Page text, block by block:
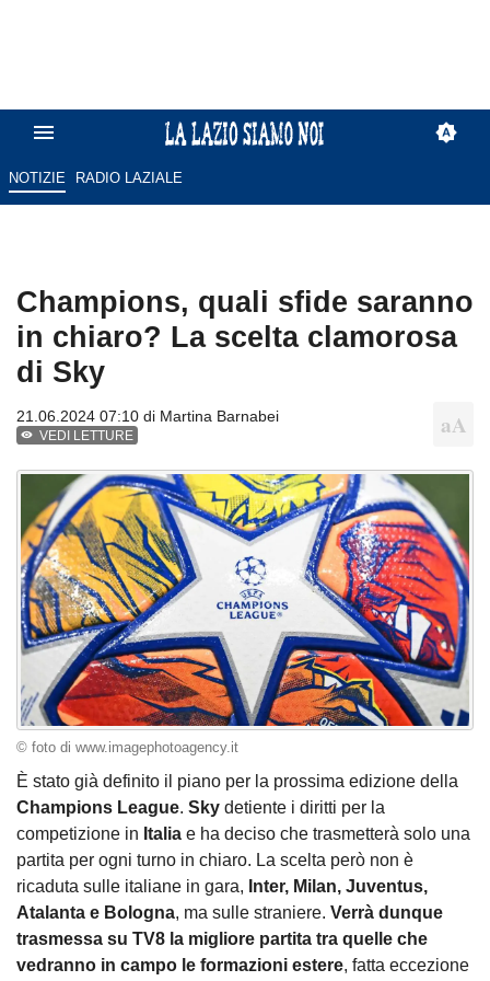
NOTIZIE RADIO LAZIALE
Champions, quali sfide saranno
in chiaro? La scelta clamorosa
di Sky
21.06.2024 07:10 di Martina Barnabei
VEDI LETTURE
© foto di www.imagephotoagency.it
È stato già definito il piano per la prossima edizione della
Champions League. Sky detiente i diritti per la
competizione in Italia e ha deciso che trasmetterà solo una
partita per ogni turno in chiaro. La scelta però non è
ricaduta sulle italiane in gara, Inter, Milan, Juventus,
Atalanta e Bologna, ma sulle straniere. Verrà dunque
trasmessa su TV8 la migliore partita tra quelle che
vedranno in campo le formazioni estere, fatta eccezione